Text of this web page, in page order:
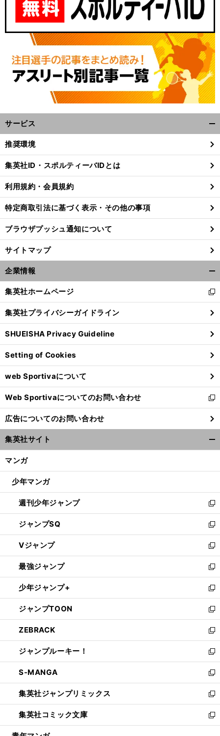
、
。
前
サービス
閉
る
推奨環境
集英社ID・スポルティーバIDとは
利用規約・会員規約
特定商取引法に基づく表示・その他の事項
ブラウザプッシュ通知について
サイトマップ
企業情報
閉
る
集英社ホームページ
新
し
い
ウ
ィ
ン
ド
ウ
で
開
く
集英社プライバシーガイドライン
SHUEISHA Privacy Guideline
Setting of Cookies
web Sportivaについて
Web Sportivaについてのお問い合わせ
新
し
い
ウ
ィ
ン
ウ
開
く
広告についてのお問い合わせ
集英社サイト
マンガ
少年マンガ
週刊少年ジャンプ
新
し
い
ウ
ィ
ン
ド
ウ
で
開
く
ジャンプSQ
新
し
い
ウ
ィ
ン
ド
ウ
で
開
く
Vジャンプ
新
し
い
ウ
ィ
ン
ド
ウ
で
開
く
最強ジャンプ
新
し
い
ウ
ィ
ン
ド
ウ
で
開
く
少年ジャンプ+
新
し
い
ウ
ィ
ン
ド
ウ
で
開
く
ジャンプTOON
新
し
い
ウ
ィ
ン
ド
ウ
で
開
く
ZEBRACK
新
し
い
ウ
ィ
ン
ド
ウ
で
開
ジャンプルーキー！
新
し
い
ウ
ィ
ン
ド
ウ
S-MANGA
新
し
い
ウ
ィ
ン
集英社ジャンプリミックス
新
し
い
ウ
集英社コミック文庫
新
し